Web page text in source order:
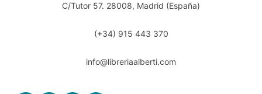
C/Tutor 57. 28008, Madrid (España)
(+34) 915 443 370
info@libreriaalberti.com